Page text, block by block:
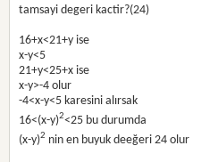
tamsayi degeri kactir?(24)
16+x<21+y ise
x-y<5
21+y<25+x ise
x-y>-4 olur
-4<x-y<5 karesini alırsak
16<(x-y)2<25 bu durumda
(x-y)2 nin en buyuk deeğeri 24 olur